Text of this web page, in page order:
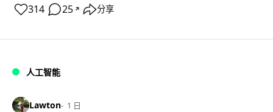
314 25 ↗ 分享
人工智能
Lawton 1 日